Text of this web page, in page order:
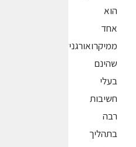
הוא
אחד
ממיקרואורגניזמים
שהינם
בעלי
חשיבות
רבה
בתהליך